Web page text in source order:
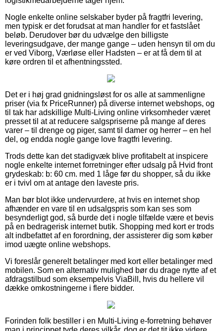
Nogle enkelte online selskaber byder på fragtfri levering,
men typisk er det forudsat at man handler for et fastslået
beløb. Derudover bør du udvælge den billigste
leveringsudgave, der mange gange – uden hensyn til om du
er ved Viborg, Værløse eller Hadsten – er at få dem til at
køre ordren til et afhentningssted.
Det er i høj grad gnidningsløst for os alle at sammenligne
priser (via fx PriceRunner) på diverse internet webshops, og
til tak har adskillige Multi-Living online virksomheder været
presset til at at reducere salgspriserne på mange af deres
varer – til drenge og piger, samt til damer og herrer – en hel
del, og endda nogle gange love fragtfri levering.
Trods dette kan det stadigvæk blive profitabelt at inspicere
nogle enkelte internet forretninger efter udsalg på Hvid front
grydeskab: b: 60 cm. med 1 låge før du shopper, så du ikke
er i tvivl om at antage den laveste pris.
Man bør blot ikke undervurdere, at hvis en internet shop
afhænder en vare til en udsalgspris som kan ses som
besynderligt god, så burde det i nogle tilfælde være et bevis
på en bedragerisk internet butik. Shopping med kort er trods
alt indbefattet af en forordning, der assisterer dig som køber
imod uægte online webshops.
Vi foreslår generelt betalinger med kort eller betalinger med
mobilen. Som en alternativ mulighed bør du drage nytte af et
afdragstilbud som eksempelvis ViaBill, hvis du hellere vil
dække omkostningerne i flere bidder.
Forinden folk bestiller i en Multi-Living e-forretning behøver